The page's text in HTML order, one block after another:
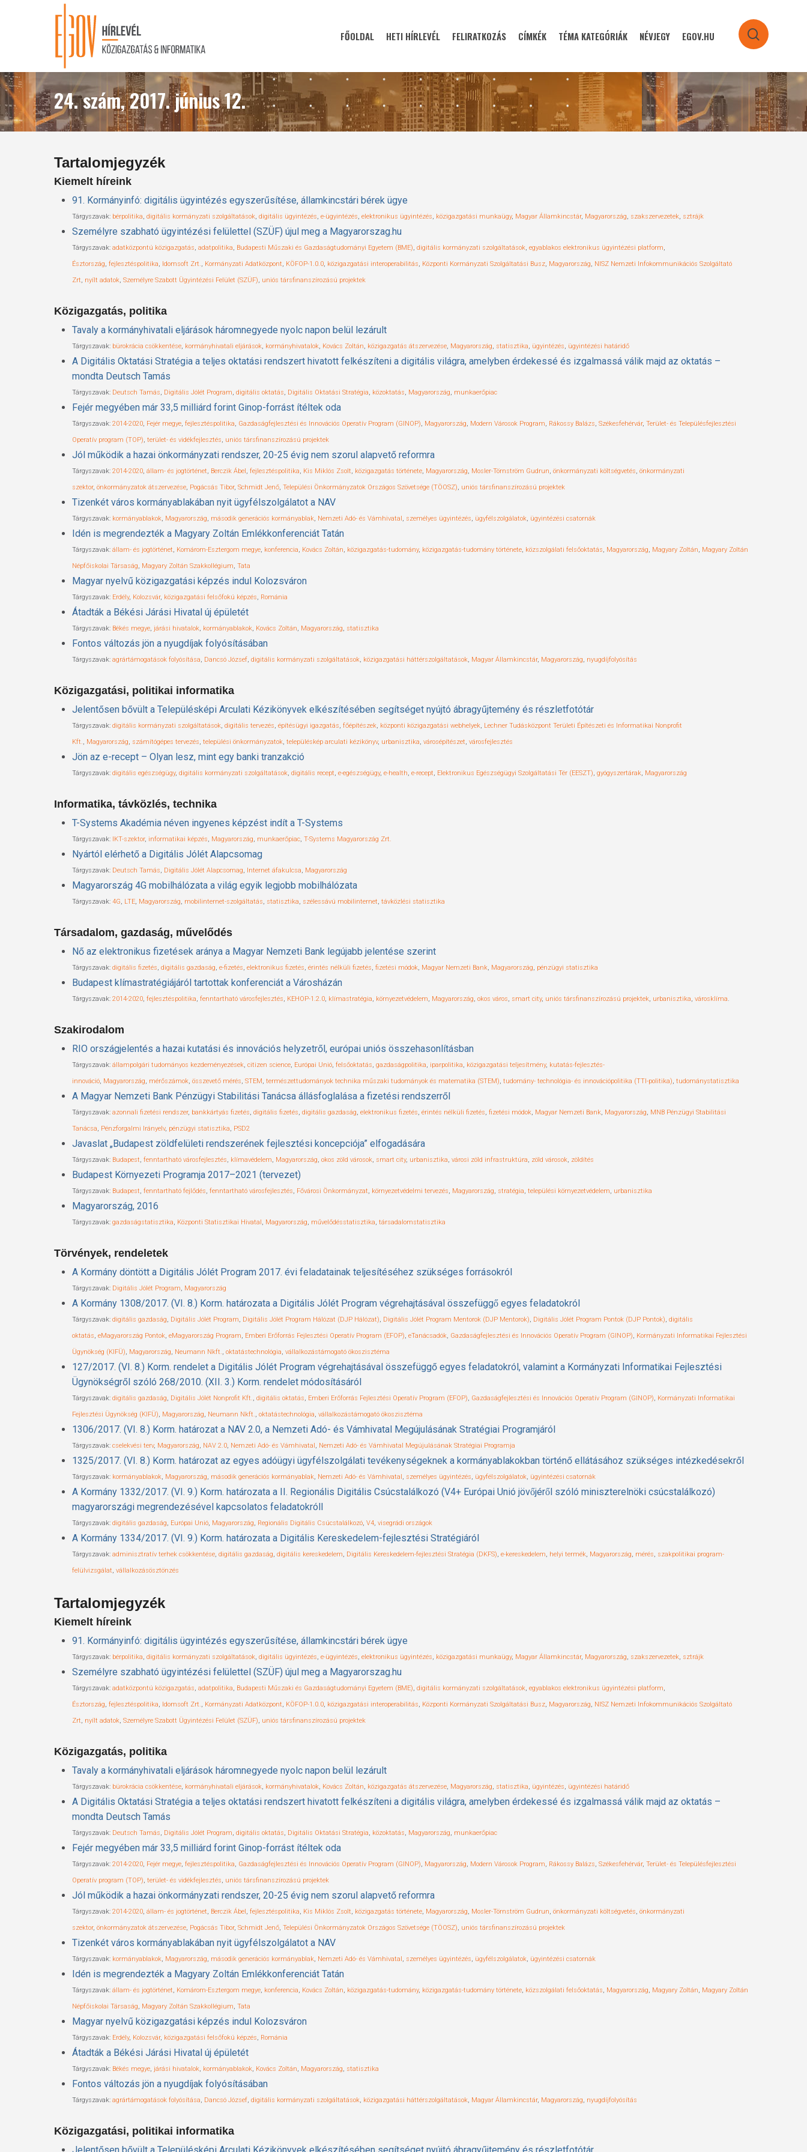
Hit enter to search or ESC to close
FŐOLDAL HETI HÍRLEVÉL FELIRATKOZÁS CÍMKÉK TÉMA KATEGÓRIÁK NÉVJEGY EGOV.HU search
24. szám, 2017. június 12.
Tartalomjegyzék
Kiemelt híreink
91. Kormányinfó: digitális ügyintézés egyszerűsítése, államkincstári bérek ügye
Tárgyszavak: bérpolitika, digitális kormányzati szolgáltatások, digitális ügyintézés, e-ügyintézés, elektronikus ügyintézés, közigazgatási munkaügy, Magyar Államkincstár, Magyarország, szakszervezetek, sztrájk
Személyre szabható ügyintézési felülettel (SZÜF) újul meg a Magyarorszag.hu
Tárgyszavak: adatközpontú közigazgatás, adatpolitika, Budapesti Műszaki és Gazdaságtudományi Egyetem (BME), digitális kormányzati szolgáltatások, egyablakos elektronikus ügyintézési platform,
Észtország, fejlesztéspolitika, Idomsoft Zrt., Kormányzati Adatközpont, KÖFOP-1.0.0, közigazgatási interoperabilitás, Központi Kormányzati Szolgáltatási Busz, Magyarország, NISZ Nemzeti Infokommunikációs Szolgáltató
Zrt, nyílt adatok, Személyre Szabott Ügyintézési Felület (SZÜF), uniós társfinanszírozású projektek
Közigazgatás, politika
Tavaly a kormányhivatali eljárások háromnegyede nyolc napon belül lezárult
Tárgyszavak: bürokrácia csökkentése, kormányhivatali eljárások, kormányhivatalok, Kovács Zoltán, közigazgatás átszervezése, Magyarország, statisztika, ügyintézés, ügyintézési határidő
A Digitális Oktatási Stratégia a teljes oktatási rendszert hivatott felkészíteni a digitális világra, amelyben érdekessé és izgalmassá válik majd az oktatás –
mondta Deutsch Tamás
Tárgyszavak: Deutsch Tamás, Digitális Jólét Program, digitális oktatás, Digitális Oktatási Stratégia, közoktatás, Magyarország, munkaerőpiac
Fejér megyében már 33,5 milliárd forint Ginop-forrást ítéltek oda
Tárgyszavak: 2014-2020, Fejér megye, fejlesztéspolitika, Gazdaságfejlesztési és Innovációs Operatív Program (GINOP), Magyarország, Modern Városok Program, Rákossy Balázs, Székesfehérvár, Terület- és Településfejlesztési
Operatív program (TOP), terület- és vidékfejlesztés, uniós társfinanszírozású projektek
Jól működik a hazai önkormányzati rendszer, 20-25 évig nem szorul alapvető reformra
Tárgyszavak: 2014-2020, állam- és jogtörténet, Berczik Ábel, fejlesztéspolitika, Kis Miklós Zsolt, közigazgatás története, Magyarország, Mosler-Törnström Gudrun, önkormányzati költségvetés, önkormányzati
szektor, önkormányzatok átszervezése, Pogácsás Tibor, Schmidt Jenő, Települési Önkormányzatok Országos Szövetsége (TÖOSZ), uniós társfinanszírozású projektek
Tizenkét város kormányablakában nyit ügyfélszolgálatot a NAV
Tárgyszavak: kormányablakok, Magyarország, második generációs kormányablak, Nemzeti Adó- és Vámhivatal, személyes ügyintézés, ügyfélszolgálatok, ügyintézési csatornák
Idén is megrendezték a Magyary Zoltán Emlékkonferenciát Tatán
Tárgyszavak: állam- és jogtörténet, Komárom-Esztergom megye, konferencia, Kovács Zoltán, közigazgatás-tudomány, közigazgatás-tudomány története, közszolgálati felsőoktatás, Magyarország, Magyary Zoltán, Magyary Zoltán
Népfőiskolai Társaság, Magyary Zoltán Szakkollégium, Tata
Magyar nyelvű közigazgatási képzés indul Kolozsváron
Tárgyszavak: Erdély, Kolozsvár, közigazgatási felsőfokú képzés, Románia
Átadták a Békési Járási Hivatal új épületét
Tárgyszavak: Békés megye, járási hivatalok, kormányablakok, Kovács Zoltán, Magyarország, statisztika
Fontos változás jön a nyugdíjak folyósításában
Tárgyszavak: agrártámogatások folyósítása, Dancsó József, digitális kormányzati szolgáltatások, közigazgatási háttérszolgáltatások, Magyar Államkincstár, Magyarország, nyugdíjfolyósítás
Közigazgatási, politikai informatika
Jelentősen bővült a Településképi Arculati Kézikönyvek elkészítésében segítséget nyújtó ábragyűjtemény és részletfotótár
Tárgyszavak: digitális kormányzati szolgáltatások, digitális tervezés, építésügyi igazgatás, főépítészek, központi közigazgatási webhelyek, Lechner Tudásközpont Területi Építészeti és Informatikai Nonprofit
Kft., Magyarország, számítógépes tervezés, települési önkormányzatok, településkép arculati kézikönyv, urbanisztika, városépítészet, városfejlesztés
Jön az e-recept – Olyan lesz, mint egy banki tranzakció
Tárgyszavak: digitális egészségügy, digitális kormányzati szolgáltatások, digitális recept, e-egészségügy, e-health, e-recept, Elektronikus Egészségügyi Szolgáltatási Tér (EESZT), gyógyszertárak, Magyarország
Informatika, távközlés, technika
T-Systems Akadémia néven ingyenes képzést indít a T-Systems
Tárgyszavak: IKT-szektor, informatikai képzés, Magyarország, munkaerőpiac, T-Systems Magyarország Zrt.
Nyártól elérhető a Digitális Jólét Alapcsomag
Tárgyszavak: Deutsch Tamás, Digitális Jólét Alapcsomag, Internet áfakulcsa, Magyarország
Magyarország 4G mobilhálózata a világ egyik legjobb mobilhálózata
Tárgyszavak: 4G, LTE, Magyarország, mobilinternet-szolgáltatás, statisztika, szélessávú mobilinternet, távközlési statisztika
Társadalom, gazdaság, művelődés
Nő az elektronikus fizetések aránya a Magyar Nemzeti Bank legújabb jelentése szerint
Tárgyszavak: digitális fizetés, digitális gazdaság, e-fizetés, elektronikus fizetés, érintés nélküli fizetés, fizetési módok, Magyar Nemzeti Bank, Magyarország, pénzügyi statisztika
Budapest klímastratégiájáról tartottak konferenciát a Városházán
Tárgyszavak: 2014-2020, fejlesztéspolitika, fenntartható városfejlesztés, KEHOP-1.2.0, klímastratégia, környezetvédelem, Magyarország, okos város, smart city, uniós társfinanszírozású projektek, urbanisztika, városklíma.
Szakirodalom
RIO országjelentés a hazai kutatási és innovációs helyzetről, európai uniós összehasonlításban
Tárgyszavak: állampolgári tudományos kezdeményezések, citizen science, Európai Unió, felsőoktatás, gazdaságpolitika, iparpolitika, közigazgatási teljesítmény, kutatás-fejlesztés-
innováció, Magyarország, mérőszámok, összevető mérés, STEM, természettudományok technika műszaki tudományok és matematika (STEM), tudomány- technológia- és innovációpolitika (TTI-politika), tudománystatisztika
A Magyar Nemzeti Bank Pénzügyi Stabilitási Tanácsa állásfoglalása a fizetési rendszerről
Tárgyszavak: azonnali fizetési rendszer, bankkártyás fizetés, digitális fizetés, digitális gazdaság, elektronikus fizetés, érintés nélküli fizetés, fizetési módok, Magyar Nemzeti Bank, Magyarország, MNB Pénzügyi Stabilitási
Tanácsa, Pénzforgalmi Irányelv, pénzügyi statisztika, PSD2
Javaslat „Budapest zöldfelületi rendszerének fejlesztési koncepciója” elfogadására
Tárgyszavak: Budapest, fenntartható városfejlesztés, klímavédelem, Magyarország, okos zöld városok, smart city, urbanisztika, városi zöld infrastruktúra, zöld városok, zöldítés
Budapest Környezeti Programja 2017–2021 (tervezet)
Tárgyszavak: Budapest, fenntartható fejlődés, fenntartható városfejlesztés, Fővárosi Önkormányzat, környezetvédelmi tervezés, Magyarország, stratégia, települési környezetvédelem, urbanisztika
Magyarország, 2016
Tárgyszavak: gazdaságstatisztika, Központi Statisztikai Hivatal, Magyarország, művelődésstatisztika, társadalomstatisztika
Törvények, rendeletek
A Kormány döntött a Digitális Jólét Program 2017. évi feladatainak teljesítéséhez szükséges forrásokról
Tárgyszavak: Digitális Jólét Program, Magyarország
A Kormány 1308/2017. (VI. 8.) Korm. határozata a Digitális Jólét Program végrehajtásával összefüggő egyes feladatokról
Tárgyszavak: digitális gazdaság, Digitális Jólét Program, Digitális Jólét Program Hálózat (DJP Hálózat), Digitális Jólét Program Mentorok (DJP Mentorok), Digitális Jólét Program Pontok (DJP Pontok), digitális
oktatás, eMagyarország Pontok, eMagyarország Program, Emberi Erőforrás Fejlesztési Operatív Program (EFOP), eTanácsadók, Gazdaságfejlesztési és Innovációs Operatív Program (GINOP), Kormányzati Informatikai Fejlesztési
Ügynökség (KIFÜ), Magyarország, Neumann Nkft., oktatástechnológia, vállalkozástámogató ökoszisztéma
127/2017. (VI. 8.) Korm. rendelet a Digitális Jólét Program végrehajtásával összefüggő egyes feladatokról, valamint a Kormányzati Informatikai Fejlesztési
Ügynökségről szóló 268/2010. (XII. 3.) Korm. rendelet módosításáról
Tárgyszavak: digitális gazdaság, Digitális Jólét Nonprofit Kft., digitális oktatás, Emberi Erőforrás Fejlesztési Operatív Program (EFOP), Gazdaságfejlesztési és Innovációs Operatív Program (GINOP), Kormányzati Informatikai
Fejlesztési Ügynökség (KIFÜ), Magyarország, Neumann Nkft., oktatástechnológia, vállalkozástámogató ökoszisztéma
1306/2017. (VI. 8.) Korm. határozat a NAV 2.0, a Nemzeti Adó- és Vámhivatal Megújulásának Stratégiai Programjáról
Tárgyszavak: cselekvési terv, Magyarország, NAV 2.0, Nemzeti Adó- és Vámhivatal, Nemzeti Adó- és Vámhivatal Megújulásának Stratégiai Programja
1325/2017. (VI. 8.) Korm. határozat az egyes adóügyi ügyfélszolgálati tevékenységeknek a kormányablakokban történő ellátásához szükséges intézkedésekről
Tárgyszavak: kormányablakok, Magyarország, második generációs kormányablak, Nemzeti Adó- és Vámhivatal, személyes ügyintézés, ügyfélszolgálatok, ügyintézési csatornák
A Kormány 1332/2017. (VI. 9.) Korm. határozata a II. Regionális Digitális Csúcstalálkozó (V4+ Európai Unió jövőjéről szóló miniszterelnöki csúcstalálkozó)
magyarországi megrendezésével kapcsolatos feladatokróll
Tárgyszavak: digitális gazdaság, Európai Unió, Magyarország, Regionális Digitális Csúcstalálkozó, V4, visegrádi országok
A Kormány 1334/2017. (VI. 9.) Korm. határozata a Digitális Kereskedelem-fejlesztési Stratégiáról
Tárgyszavak: adminisztratív terhek csökkentése, digitális gazdaság, digitális kereskedelem, Digitális Kereskedelem-fejlesztési Stratégia (DKFS), e-kereskedelem, helyi termék, Magyarország, mérés, szakpolitikai program-
felülvizsgálat, vállalkozásösztönzés
Tartalomjegyzék
Kiemelt híreink
91. Kormányinfó: digitális ügyintézés egyszerűsítése, államkincstári bérek ügye
Tárgyszavak: bérpolitika, digitális kormányzati szolgáltatások, digitális ügyintézés, e-ügyintézés, elektronikus ügyintézés, közigazgatási munkaügy, Magyar Államkincstár, Magyarország, szakszervezetek, sztrájk
Személyre szabható ügyintézési felülettel (SZÜF) újul meg a Magyarorszag.hu
Tárgyszavak: adatközpontú közigazgatás, adatpolitika, Budapesti Műszaki és Gazdaságtudományi Egyetem (BME), digitális kormányzati szolgáltatások, egyablakos elektronikus ügyintézési platform,
Észtország, fejlesztéspolitika, Idomsoft Zrt., Kormányzati Adatközpont, KÖFOP-1.0.0, közigazgatási interoperabilitás, Központi Kormányzati Szolgáltatási Busz, Magyarország, NISZ Nemzeti Infokommunikációs Szolgáltató
Zrt, nyílt adatok, Személyre Szabott Ügyintézési Felület (SZÜF), uniós társfinanszírozású projektek
Közigazgatás, politika
Tavaly a kormányhivatali eljárások háromnegyede nyolc napon belül lezárult
Tárgyszavak: bürokrácia csökkentése, kormányhivatali eljárások, kormányhivatalok, Kovács Zoltán, közigazgatás átszervezése, Magyarország, statisztika, ügyintézés, ügyintézési határidő
A Digitális Oktatási Stratégia a teljes oktatási rendszert hivatott felkészíteni a digitális világra, amelyben érdekessé és izgalmassá válik majd az oktatás –
mondta Deutsch Tamás
Tárgyszavak: Deutsch Tamás, Digitális Jólét Program, digitális oktatás, Digitális Oktatási Stratégia, közoktatás, Magyarország, munkaerőpiac
Fejér megyében már 33,5 milliárd forint Ginop-forrást ítéltek oda
Tárgyszavak: 2014-2020, Fejér megye, fejlesztéspolitika, Gazdaságfejlesztési és Innovációs Operatív Program (GINOP), Magyarország, Modern Városok Program, Rákossy Balázs, Székesfehérvár, Terület- és Településfejlesztési
Operatív program (TOP), terület- és vidékfejlesztés, uniós társfinanszírozású projektek
Jól működik a hazai önkormányzati rendszer, 20-25 évig nem szorul alapvető reformra
Tárgyszavak: 2014-2020, állam- és jogtörténet, Berczik Ábel, fejlesztéspolitika, Kis Miklós Zsolt, közigazgatás története, Magyarország, Mosler-Törnström Gudrun, önkormányzati költségvetés, önkormányzati
szektor, önkormányzatok átszervezése, Pogácsás Tibor, Schmidt Jenő, Települési Önkormányzatok Országos Szövetsége (TÖOSZ), uniós társfinanszírozású projektek
Tizenkét város kormányablakában nyit ügyfélszolgálatot a NAV
Tárgyszavak: kormányablakok, Magyarország, második generációs kormányablak, Nemzeti Adó- és Vámhivatal, személyes ügyintézés, ügyfélszolgálatok, ügyintézési csatornák
Idén is megrendezték a Magyary Zoltán Emlékkonferenciát Tatán
Tárgyszavak: állam- és jogtörténet, Komárom-Esztergom megye, konferencia, Kovács Zoltán, közigazgatás-tudomány, közigazgatás-tudomány története, közszolgálati felsőoktatás, Magyarország, Magyary Zoltán, Magyary Zoltán
Népfőiskolai Társaság, Magyary Zoltán Szakkollégium, Tata
Magyar nyelvű közigazgatási képzés indul Kolozsváron
Tárgyszavak: Erdély, Kolozsvár, közigazgatási felsőfokú képzés, Románia
Átadták a Békési Járási Hivatal új épületét
Tárgyszavak: Békés megye, járási hivatalok, kormányablakok, Kovács Zoltán, Magyarország, statisztika
Fontos változás jön a nyugdíjak folyósításában
Tárgyszavak: agrártámogatások folyósítása, Dancsó József, digitális kormányzati szolgáltatások, közigazgatási háttérszolgáltatások, Magyar Államkincstár, Magyarország, nyugdíjfolyósítás
Közigazgatási, politikai informatika